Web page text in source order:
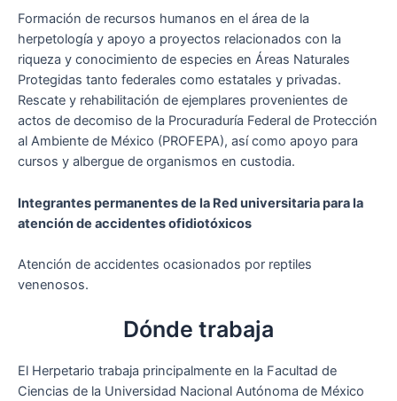
Formación de recursos humanos en el área de la
herpetología y apoyo a proyectos relacionados con la
riqueza y conocimiento de especies en Áreas Naturales
Protegidas tanto federales como estatales y privadas.
Rescate y rehabilitación de ejemplares provenientes de
actos de decomiso de la Procuraduría Federal de Protección
al Ambiente de México (PROFEPA), así como apoyo para
cursos y albergue de organismos en custodia.
Integrantes permanentes de la Red universitaria para la
atención de accidentes ofidiotóxicos
Atención de accidentes ocasionados por reptiles
venenosos.
Dónde trabaja
El Herpetario trabaja principalmente en la Facultad de
Ciencias de la Universidad Nacional Autónoma de México